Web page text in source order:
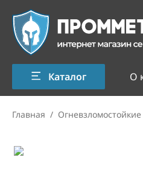
Каталог О
Главная /